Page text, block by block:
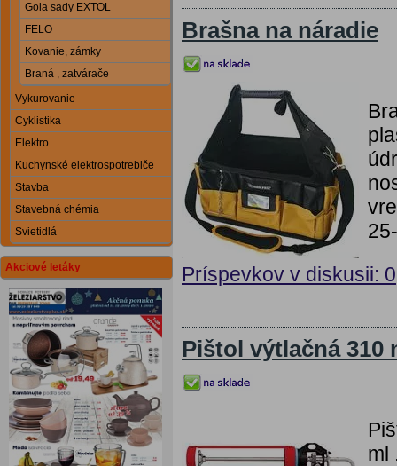
Gola sady EXTOL
FELO
Kovanie, zámky
Braná , zatvárače
Vykurovanie
Cyklistika
Elektro
Kuchynské elektrospotrebiče
Stavba
Stavebná chémia
Svietidlá
Akciové letáky
Brašna na náradie
Príspevkov v diskusii: 0
Pištol výtlačná 310
ml